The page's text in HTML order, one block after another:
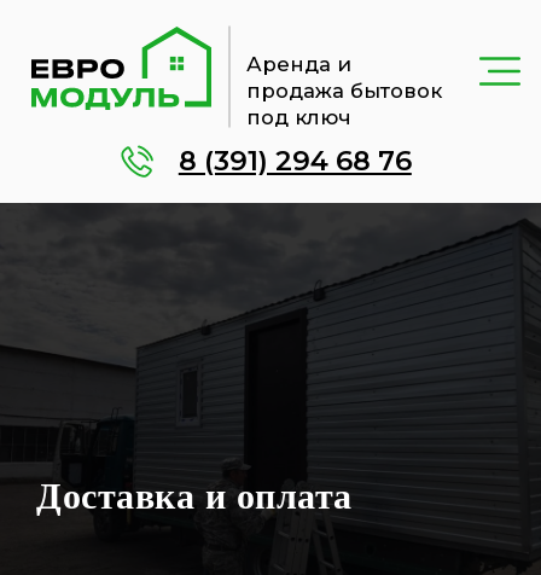
Аренда и
продажа бытовок
под ключ
8 (391) 294 68 76
Доставка и оплата